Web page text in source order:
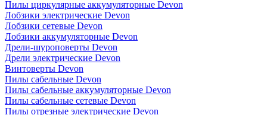
Пилы циркулярные аккумуляторные Devon
Лобзики электрические Devon
Лобзики сетевые Devon
Лобзики аккумуляторные Devon
Дрели-шуроповерты Devon
Дрели электрические Devon
Винтоверты Devon
Пилы сабельные Devon
Пилы сабельные аккумуляторные Devon
Пилы сабельные сетевые Devon
Пилы отрезные электрические Devon